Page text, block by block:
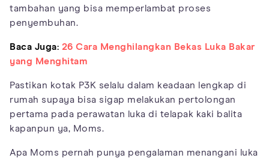
tambahan yang bisa memperlambat proses
penyembuhan.
Baca Juga: 26 Cara Menghilangkan Bekas Luka Bakar
yang Menghitam
Pastikan kotak P3K selalu dalam keadaan lengkap di
rumah supaya bisa sigap melakukan pertolongan
pertama pada perawatan luka di telapak kaki balita
kapanpun ya, Moms.
Apa Moms pernah punya pengalaman menangani luka